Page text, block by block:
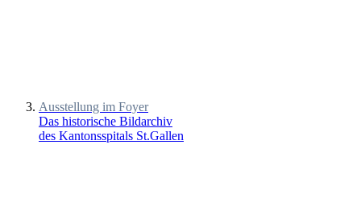
Ausstellung im Foyer
Das historische Bildarchiv
des Kantonsspitals St.Gallen